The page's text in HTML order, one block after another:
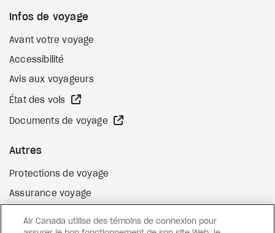
Infos de voyage
Avant votre voyage
Accessibilité
Avis aux voyageurs
État des vols
Documents de voyage
Autres
Protections de voyage
Assurance voyage
Air Canada utilise des témoins de connexion pour